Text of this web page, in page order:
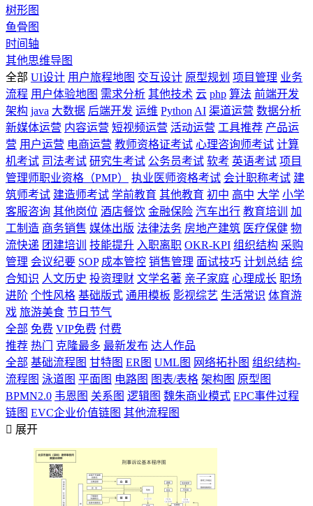
树形图
鱼骨图
时间轴
其他思维导图
全部 UI设计 用户旅程地图 交互设计 原型规划 项目管理 业务
流程 用户体验地图 需求分析 其他技术 云 php 算法 前端开发
架构 java 大数据 后端开发 运维 Python AI 渠道运营 数据分析
新媒体运营 内容运营 短视频运营 活动运营 工具推荐 产品运
营 用户运营 电商运营 教师资格证考试 心理咨询师考试 计算
机考试 司法考试 研究生考试 公务员考试 软考 英语考试 项目
管理师职业资格（PMP）
执业医师资格考试 会计职称考试 建
筑师考试 建造师考试 学前教育 其他教育 初中 高中 大学 小学
客服咨询 其他岗位 酒店餐饮 金融保险 汽车出行 教育培训
加
工制造 商务销售 媒体出版 法律法务 房地产建筑 医疗保健 物
流快递 团建培训 技能提升 入职离职 OKR-KPI 组织结构 采购
管理 会议纪要 SOP 成本管控 销售管理 面试技巧 计划总结 综
合知识 人文历史 投资理财 文学名著 亲子家庭 心理成长 职场
进阶 个性风格 基础版式 通用模板 影视综艺 生活常识 体育游
戏 旅游美食 节日节气
全部 免费 VIP免费 付费
推荐 热门 克隆最多 最新发布 达人作品
全部 基础流程图 甘特图 ER图 UML图 网络拓扑图 组织结构-
流程图 泳道图 平面图 电路图 图表/表格 架构图 原型图
BPMN2.0 韦恩图 关系图 逻辑图 魏朱商业模式 EPC事件过程
链图 EVC企业价值链图 其他流程图
 展开